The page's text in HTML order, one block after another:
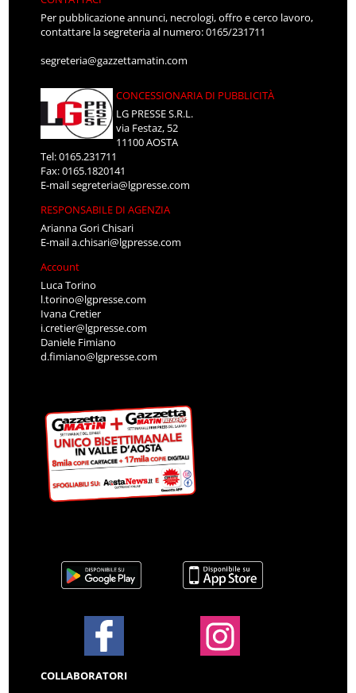
Per pubblicazione annunci, necrologi, offro e cerco lavoro,
contattare la segreteria al numero: 0165/231711
segreteria@gazzettamatin.com
CONCESSIONARIA DI PUBBLICITÀ
LG PRESSE S.R.L.
via Festaz, 52
11100 AOSTA
Tel: 0165.231711
Fax: 0165.1820141
E-mailsegreteria@lgpresse.com
RESPONSABILE DI AGENZIA
Arianna Gori Chisari
E-maila.chisari@lgpresse.com
Account
Luca Torino
l.torino@lgpresse.com
Ivana Cretier
i.cretier@lgpresse.com
Daniele Fimiano
d.fimiano@lgpresse.com
COLLABORATORI